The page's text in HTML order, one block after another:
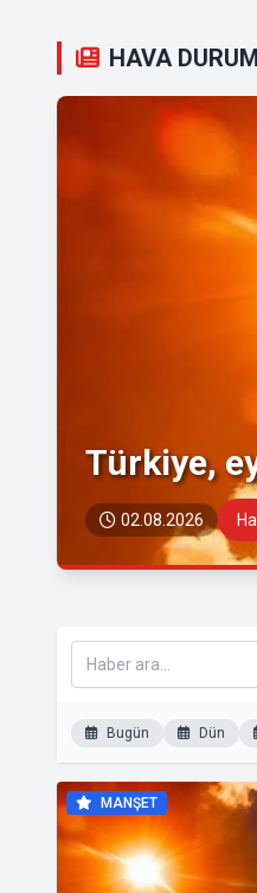
HAVA
Türkiye,
02.08.2026
Bugün Dün
MANŞET